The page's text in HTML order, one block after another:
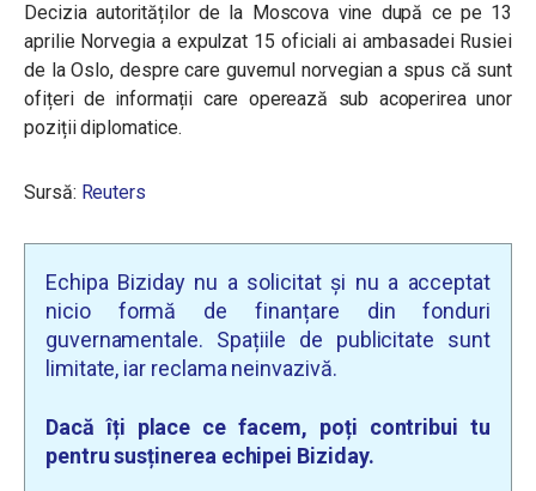
Decizia autorităților de la Moscova vine după ce pe 13
aprilie Norvegia a expulzat 15 oficiali ai ambasadei Rusiei
de la Oslo, despre care guvernul norvegian a spus că sunt
ofițeri de informații care operează sub acoperirea unor
poziții diplomatice.
Sursă: Reuters
Echipa Biziday nu a solicitat și nu a acceptat
nicio formă de finanțare din fonduri
guvernamentale. Spațiile de publicitate sunt
limitate, iar reclama neinvazivă.
Dacă îți place ce facem, poți contribui tu
pentru susținerea echipei Biziday.